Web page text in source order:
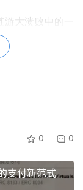
大溃败中的一
商 Bright Star
游戏《Nyan
愿望清单，却同
代币 NYAN 从
0 0
支付新范式